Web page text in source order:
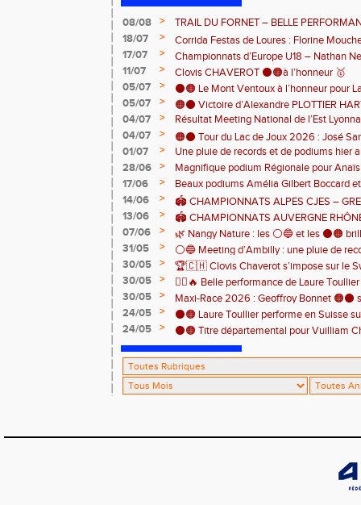
08/08 >
TRAIL DU FORNET – BELLE
CHARPENTIER ⚫️🟠 💪
18/07 >
Corrida Festas de Loures : Florine
! 🇵🇹
17/07 >
Championnats d’Europe U18 – Nathan
🇨🇭🏃
11/07 >
Clovis CHAVEROT ⚫️🟠à l’honneur 🥇
05/07
>
⚫️🟠 Le Mont Ventoux à l’honneur pour
05/07
>
🟠⚫️ Victoire d’Alexandre PLOTTIER
– La Garinette ! 🏆👏
04/07 >
Résultat Meeting National de l’Est
04/07
>
🟠⚫️ Tour du Lac de Joux 2026 : José
catégorie ! 🏃‍♂️🏆
01/07 >
Une pluie de records et de podiums hier
clôturer en beauté cette belle saison
28/06 >
Magnifique podium Régionale pour
17/06
>
Beaux podiums Amélia Gilbert Boccard
14/06
>
🏟️ CHAMPIONNATS ALPES CJES –
2026
13/06 >
🏟️ CHAMPIONNATS AUVERGNE
Pontcharra 📅 Samedi 13 juin 2026
07/06 >
🌿 Nangy Nature : les ⚪️🔵 et les ⚫️🟠
31/05
>
⚪️🔵 Meeting d’Ambilly : une pluie de
athlètes de l’EAA ! ⚫️🟠
30/05 >
🏆🇨🇭 Clovis Chaverot s’impose sur le
30/05
>
🏃‍♀️🔥 Belle performance de Laure
! 🔥🏃‍♀️
30/05 >
Maxi-Race 2026 : Geoffroy Bonnet 🟠⚫️
en catégorie M0 sur le Tour du Lac 100
24/05 >
⚫️🟠 Laure Toullier performe en Suisse
24/05
> ⚫️🟠 Titre départemental pour Vuilliam